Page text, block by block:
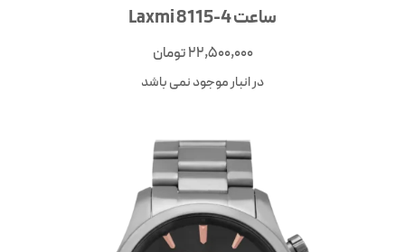
ساعت Laxmi 8115-4
22,500,000تومان
در انبار موجود نمی باشد